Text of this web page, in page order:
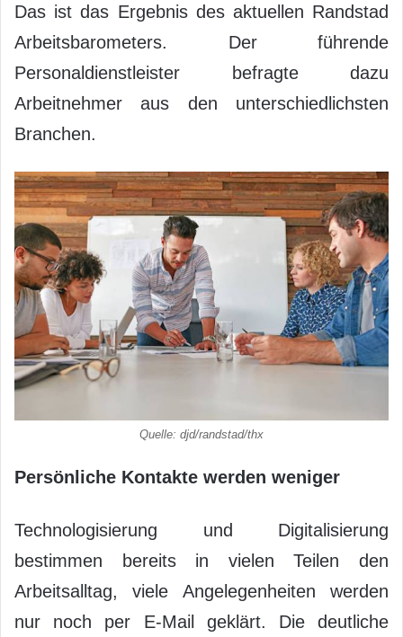
Das ist das Ergebnis des aktuellen Randstad
Arbeitsbarometers. Der führende
Personaldienstleister befragte dazu
Arbeitnehmer aus den unterschiedlichsten
Branchen.
Quelle: djd/randstad/thx
Persönliche Kontakte werden weniger
Technologisierung und Digitalisierung
bestimmen bereits in vielen Teilen den
Arbeitsalltag, viele Angelegenheiten werden
nur noch per E-Mail geklärt. Die deutliche